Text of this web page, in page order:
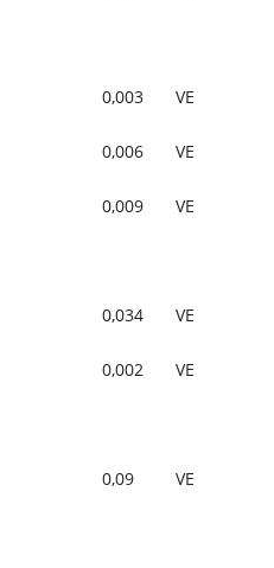
0,003 VE
0,006 VE
0,009 VE
0,034 VE
0,002 VE
0,09 VE